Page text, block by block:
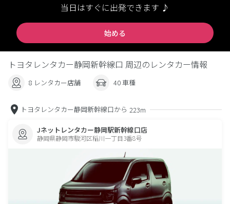
当日はすぐに出発できます ♪
始める
トヨタレンタカー静岡新幹線口 周辺のレンタカー情報
8 レンタカー店舗 40 車種
トヨタレンタカー静岡新幹線口から 223m
Jネットレンタカー静岡駅新幹線口店
静岡県静岡市駿河区稲川一丁目3番8号